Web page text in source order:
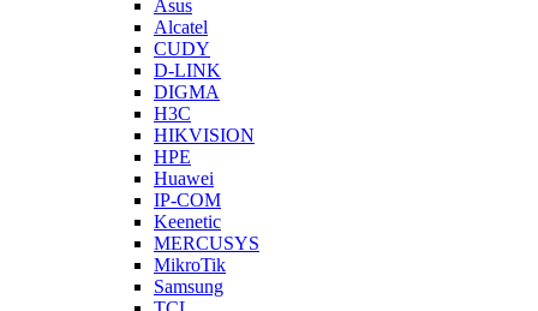
Asus
Alcatel
CUDY
D-LINK
DIGMA
H3C
HIKVISION
HPE
Huawei
IP-COM
Keenetic
MERCUSYS
MikroTik
Samsung